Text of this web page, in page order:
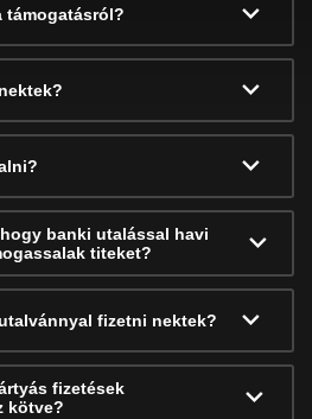
támogatásról?
banki utalással havi
titeket?
fizetni nektek?
fizetések
kötve?